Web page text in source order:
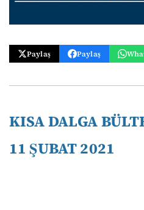
Paylaş Paylaş
KISA DALGA
11 ŞUBAT 2021